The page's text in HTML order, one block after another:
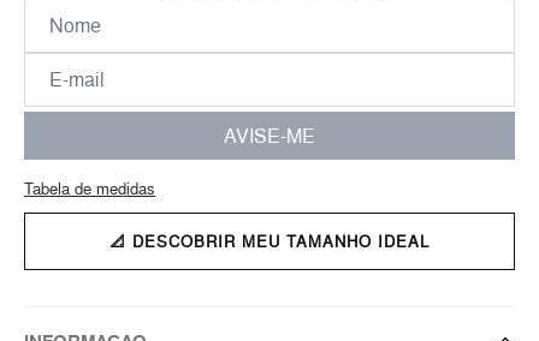
AVISE-ME
Tabela de medidas
📐 DESCOBRIR MEU TAMANHO IDEAL